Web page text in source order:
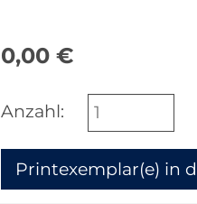
0,00€
Anzahl: